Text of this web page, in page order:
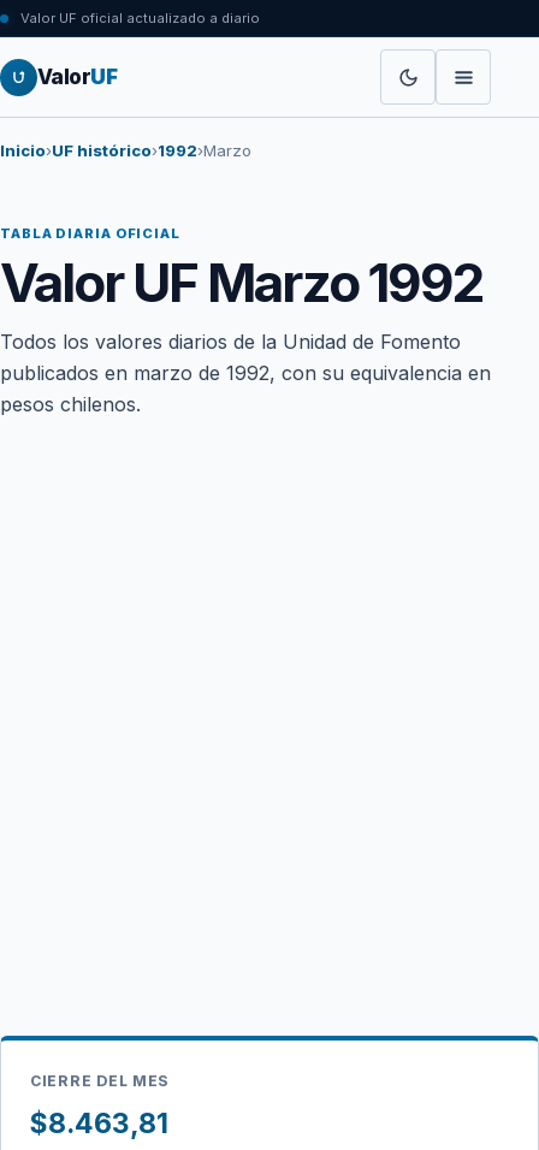
Valor UF oficial actualizado a diario
ValorUF
Inicio›UF histórico›1992›Marzo
TABLA DIARIA OFICIAL
Valor UF Marzo 1992
Todos los valores diarios de la Unidad de Fomento
publicados en marzo de 1992, con su equivalencia en
pesos chilenos.
CIERRE DEL MES
$8.463,81